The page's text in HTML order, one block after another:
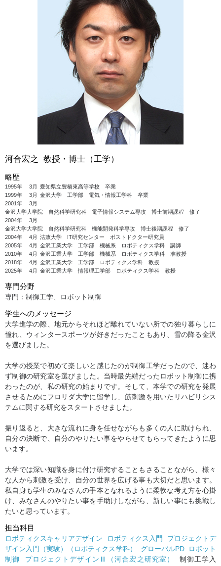
河合宏之 教授・博士（工学）
略歴
1995年 3月
愛知県立豊橋東高等学校 卒業
1999年
3月
金沢大学 工学部 電気・情報工学科 卒業
2001年
3月
金沢大学大学院 自然科学研究科 電子情報システム専攻 博士前期課程 修了
2004年
3月
金沢大学大学院 自然科学研究科 機能開発科学専攻 博士後期課程 修了
2004年
4月
法政大学 IT研究センター ポストドクター研究員
2005年
4月
金沢工業大学 工学部 機械系 ロボティクス学科 講師
2010年
4月
金沢工業大学 工学部 機械系 ロボティクス学科 准教授
2018年
4月
金沢工業大学 工学部 ロボティクス学科 教授
2025年
4月 金沢工業大学 情報理工学部 ロボティクス学科 教授
専門分野
専門：制御工学、ロボット制御
学生へのメッセージ
大学進学の際、地元からそれほど離れていない所での独り暮らしに
憧れ、ウィンタースポーツが好きだったこともあり、雪の降る金沢
を選びました。
大学の授業で初めて楽しいと感じたのが制御工学だったので、迷わ
ず制御の研究室を選びました。当時最先端だったロボット制御に携
わったのが、私の研究の始まりです。そして、本学での研究を発展
させるためにフロリダ大学に留学し、筋刺激を用いたリハビリシス
テムに関する研究をスタートさせました。
振り返ると、大きな流れに身を任せながらも多くの人に助けられ、
自分の決断で、自分のやりたい事をやらせてもらってきたように思
います。
大学では深い知識を身に付け研究することもさることながら、様々
な人から刺激を受け、自分の世界を広げる事も大切だと思います。
私自身も学生のみなさんの手本となれるように柔軟な考え方を心掛
け、みなさんのやりたい事を手助けしながら、新しい事にも挑戦し
たいと思っています。
担当科目
ロボティクスキャリアデザイン ロボティクス入門
プロジェクトデ
ザイン入門（実験）（ロボティクス学科）
グローバルPD
ロボット
制御
プロジェクトデザインⅢ（河合宏之研究室）
制御工学入